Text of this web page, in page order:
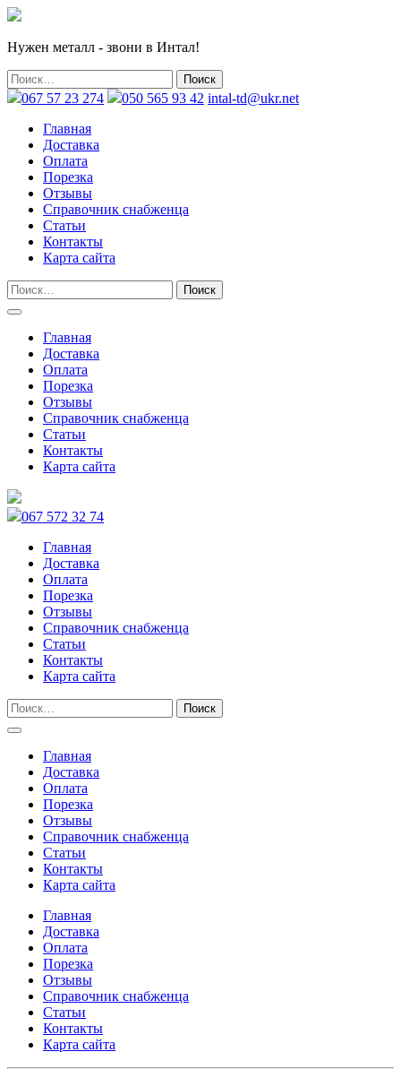
Нужен металл - звони в Интал!
067 57 23 274 050 565 93 42 intal-td@ukr.net
Главная
Доставка
Оплата
Порезка
Отзывы
Справочник снабженца
Статьи
Контакты
Карта сайта
Главная
Доставка
Оплата
Порезка
Отзывы
Справочник снабженца
Статьи
Контакты
Карта сайта
067 572 32 74
Главная
Доставка
Оплата
Порезка
Отзывы
Справочник снабженца
Статьи
Контакты
Карта сайта
Главная
Доставка
Оплата
Порезка
Отзывы
Справочник снабженца
Статьи
Контакты
Карта сайта
Главная
Доставка
Оплата
Порезка
Отзывы
Справочник снабженца
Статьи
Контакты
Карта сайта